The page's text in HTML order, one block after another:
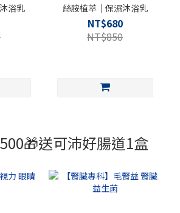
浴乳 絲胺植萃｜保濕沐浴乳
NT$680
NT$850
送可沛好腸道1盒